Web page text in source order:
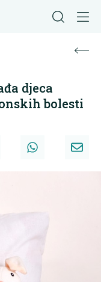
djeca
bolesti